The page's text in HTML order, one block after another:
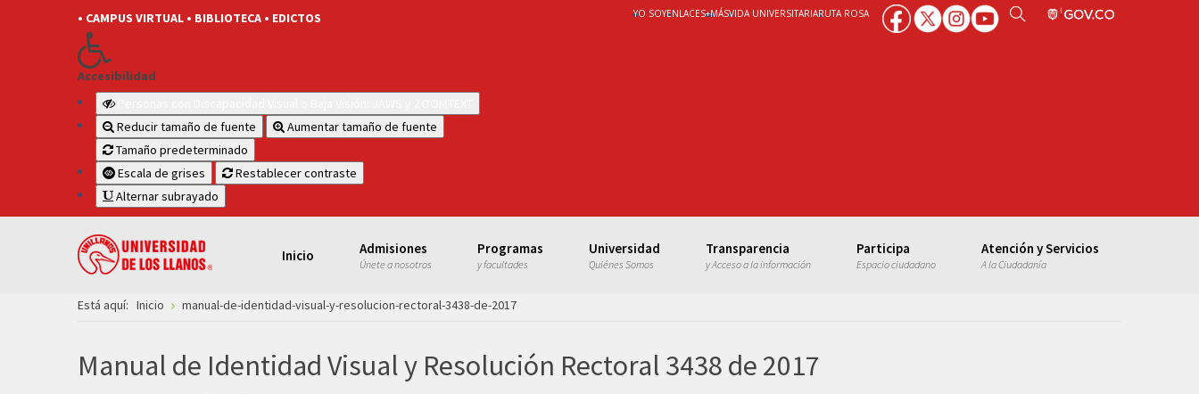
• CAMPUS VIRTUAL • BIBLIOTECA • EDICTOS
Accesibilidad
Reducir tamaño de fuente
Aumentar tamaño de fuente
Tamaño predeterminado
Escala de grises
Restablecer contraste
Alternar subrayado
YO SOYENLACES+MÁSVIDA UNIVERSITARIARUTA ROSA
Inicio Admisiones
Únete a nosotros
Programas
y facultades
Universidad
Quiénes Somos
Transparencia
y Acceso a la información
Participa
Espacio ciudadano
Atención y Servicios
A la Ciudadanía
Está aquí: Inicio manual-de-identidad-visual-y-resolucion-rectoral-3438-de-2017
Manual de Identidad Visual y Resolución Rectoral 3438 de 2017